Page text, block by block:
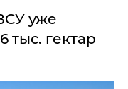
уже
тыс. гектар